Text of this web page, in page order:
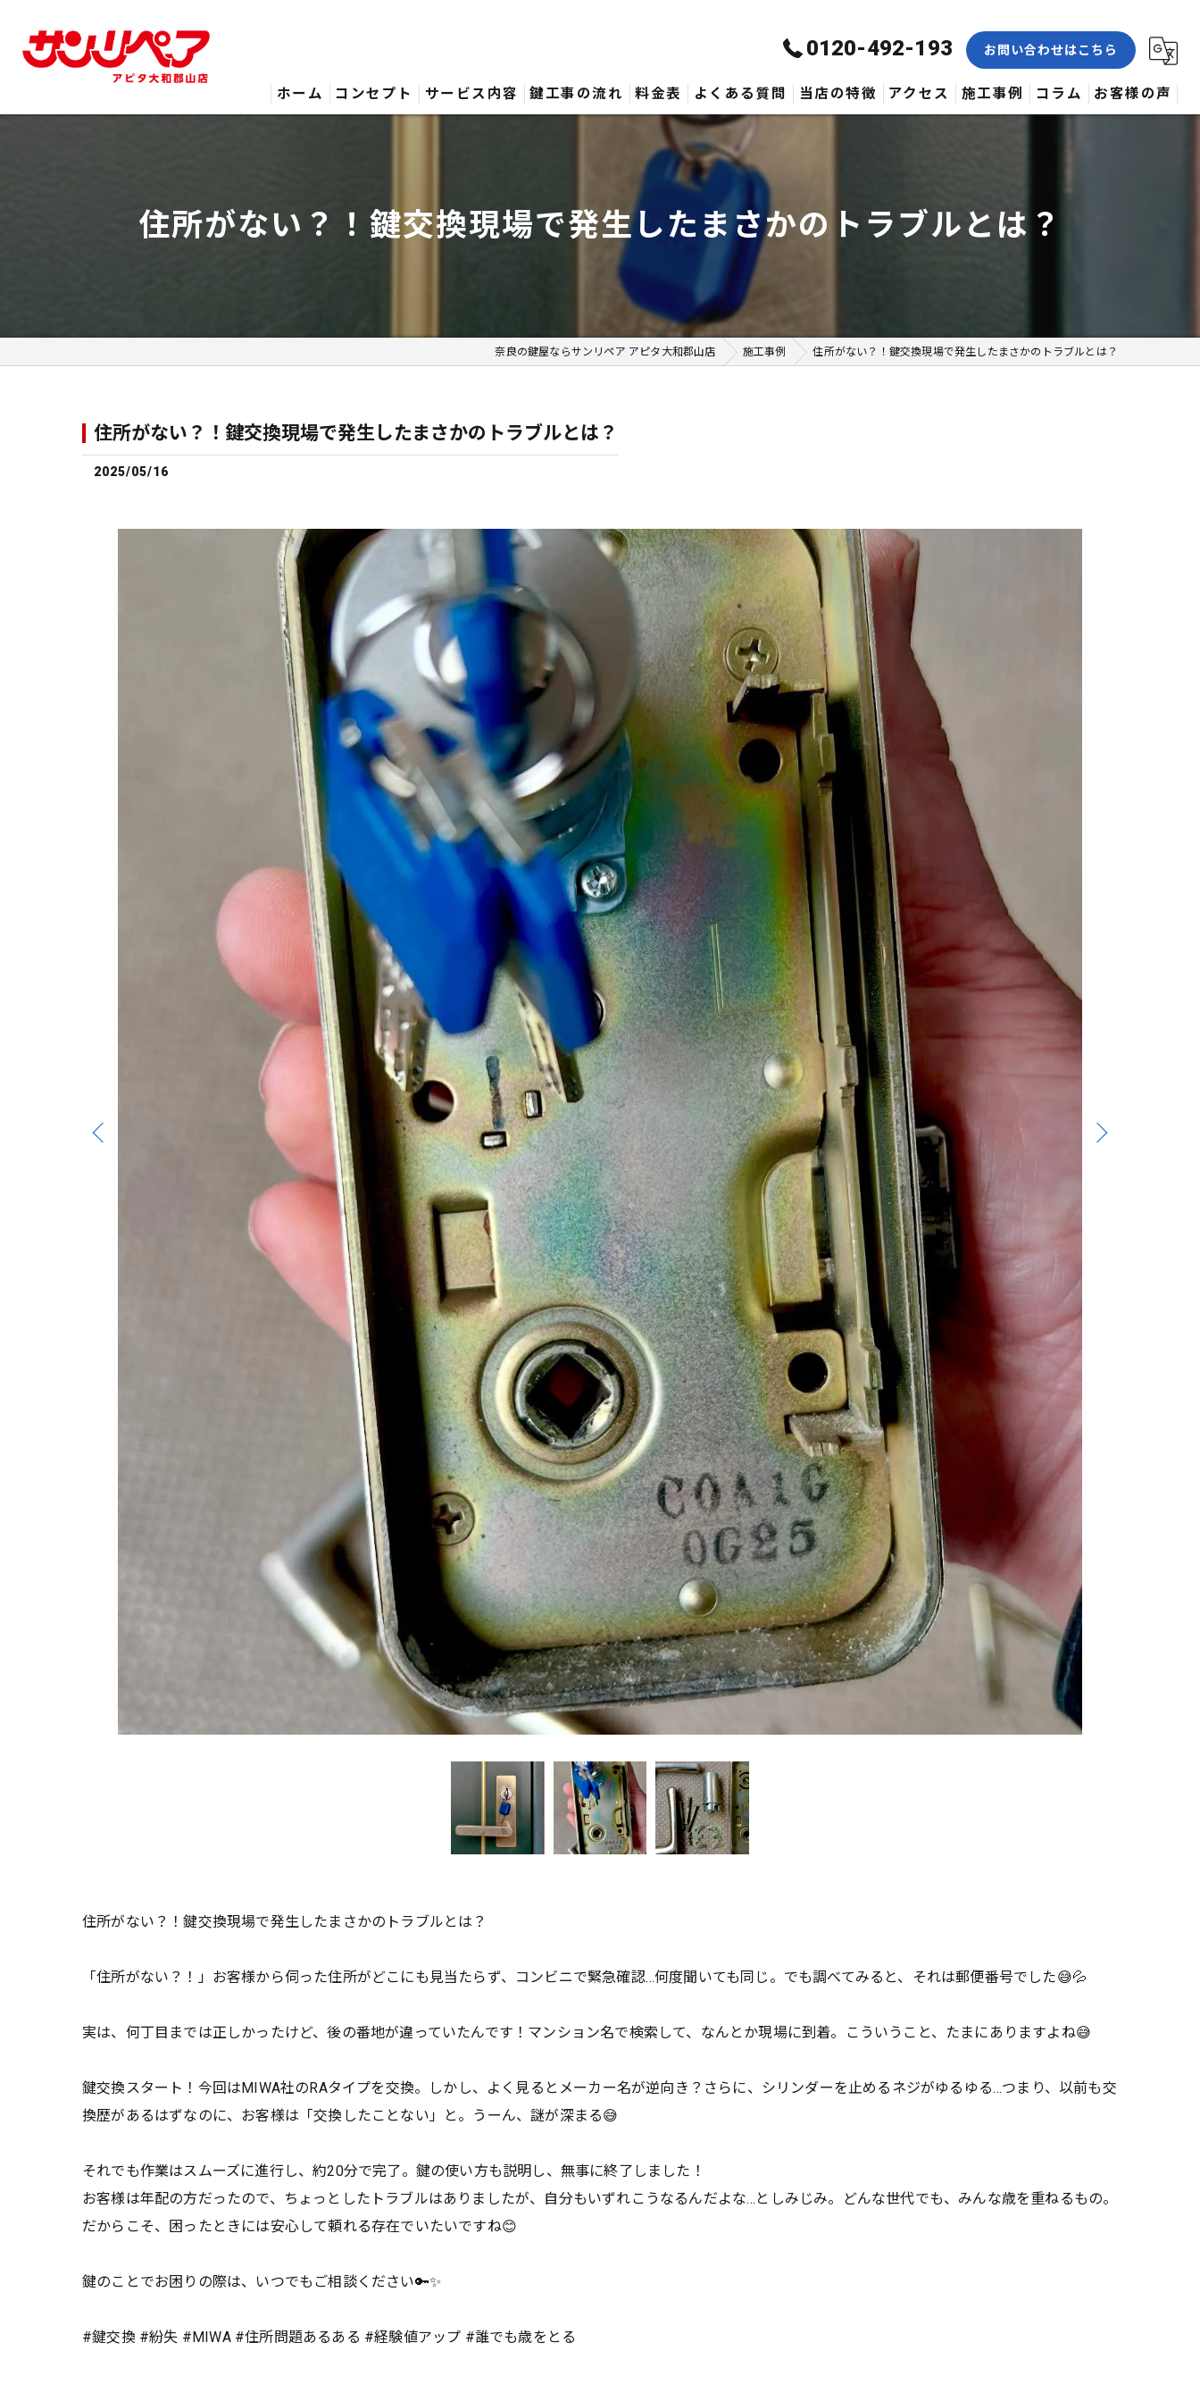
0120-492-193 お問い合わせはこちら
ホーム コンセプト サービス内容 鍵工事の流れ 料金表 よくある質問 当店の特徴
交換
アクセス 施工事例 コラム お客様の声
住所がない？！鍵交換現場で発生したまさかのトラブルとは？
奈良の鍵屋ならサンリペア アピタ大和郡山店 施工事例 住所がない？！鍵交換現場で発生したまさかのトラブルとは？
住所がない？！鍵交換現場で発生したまさかのトラブルとは？
2025/05/16
住所がない？！鍵交換現場で発生したまさかのトラブルとは？
「住所がない？！」お客様から伺った住所がどこにも見当たらず、コンビニで緊急確認…何度聞いても同じ。でも調べてみると、それは郵便番号でした😅💦
実は、何丁目までは正しかったけど、後の番地が違っていたんです！マンション名で検索して、なんとか現場に到着。こういうこと、たまにありますよね😅
鍵交換スタート！今回はMIWA社のRAタイプを交換。しかし、よく見るとメーカー名が逆向き？さらに、シリンダーを止めるネジがゆるゆる…つまり、以前も交
換歴があるはずなのに、お客様は「交換したことない」と。うーん、謎が深まる😅
それでも作業はスムーズに進行し、約20分で完了。鍵の使い方も説明し、無事に終了しました！
お客様は年配の方だったので、ちょっとしたトラブルはありましたが、自分もいずれこうなるんだよな…としみじみ。どんな世代でも、みんな歳を重ねるもの。
だからこそ、困ったときには安心して頼れる存在でいたいですね😊
鍵のことでお困りの際は、いつでもご相談ください🔑✨
#鍵交換 #紛失 #MIWA #住所問題あるある #経験値アップ #誰でも歳をとる